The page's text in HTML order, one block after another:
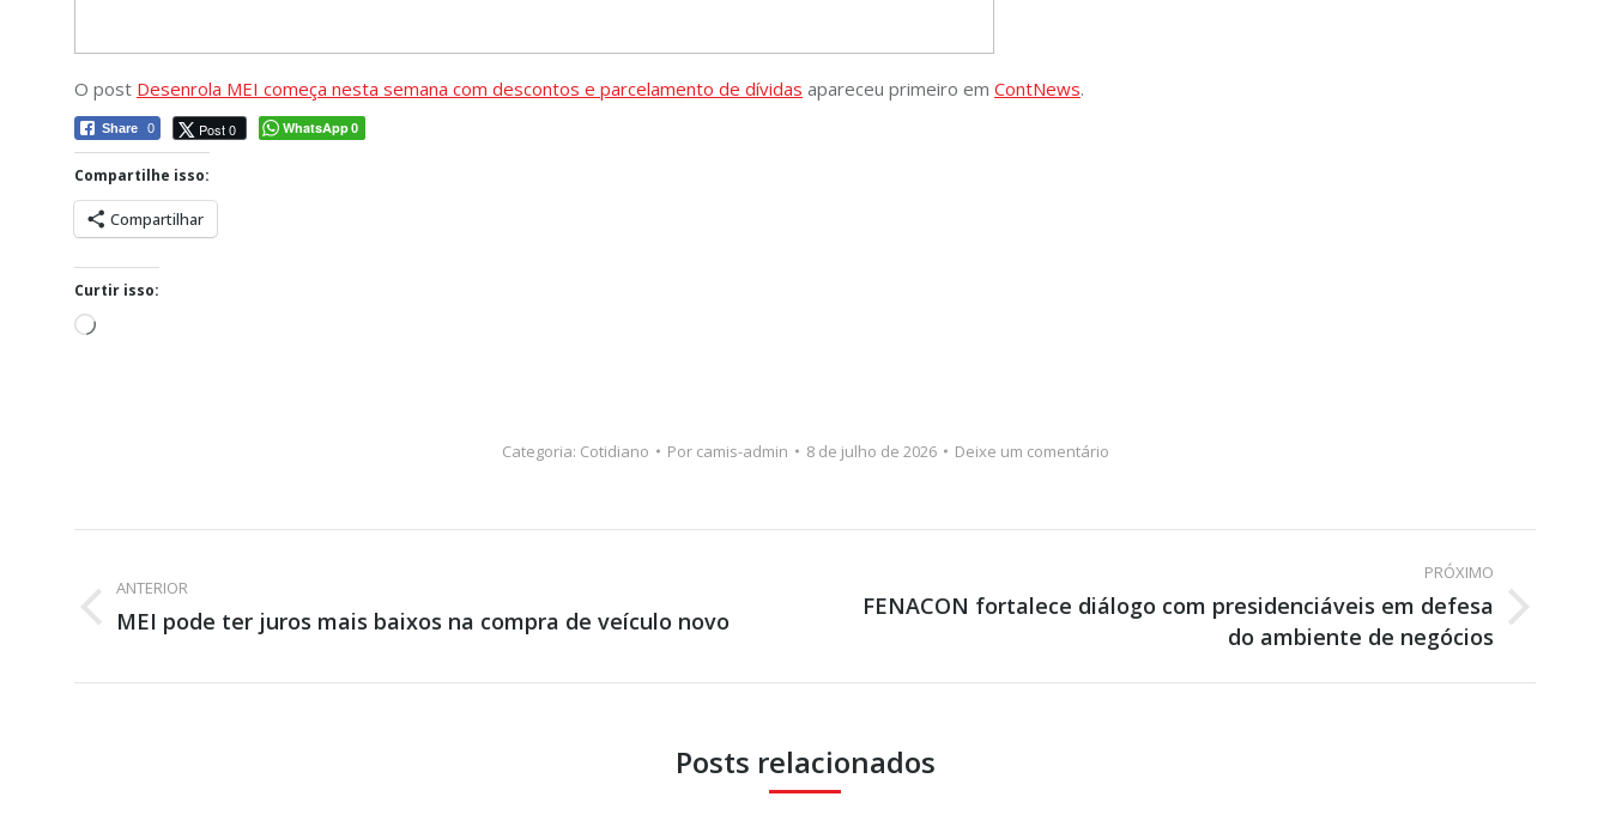
O post Desenrola MEI começa nesta semana com descontos e parcelamento de dívidas apareceu primeiro em ContNews.
Share 0 Post 0 WhatsApp0
Compartilhe isso:
Compartilhar
Curtir isso:
Carregando...
Categoria: Cotidiano Por camis-admin 8 de julho de 2026 Deixe um comentário
deANTERIOR
Post
MEI pode ter juros mais baixos na compra de veículo novo
PRÓXIMO
Próximo
FENACON fortalece diálogo com presidenciáveis em defesa
do ambiente de negócios
Posts relacionados